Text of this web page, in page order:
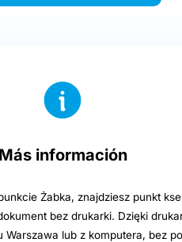
Más información
Żabka, znajdziesz punkt
bez drukarki. Dzięki
Warszawa lub z komputera, bez